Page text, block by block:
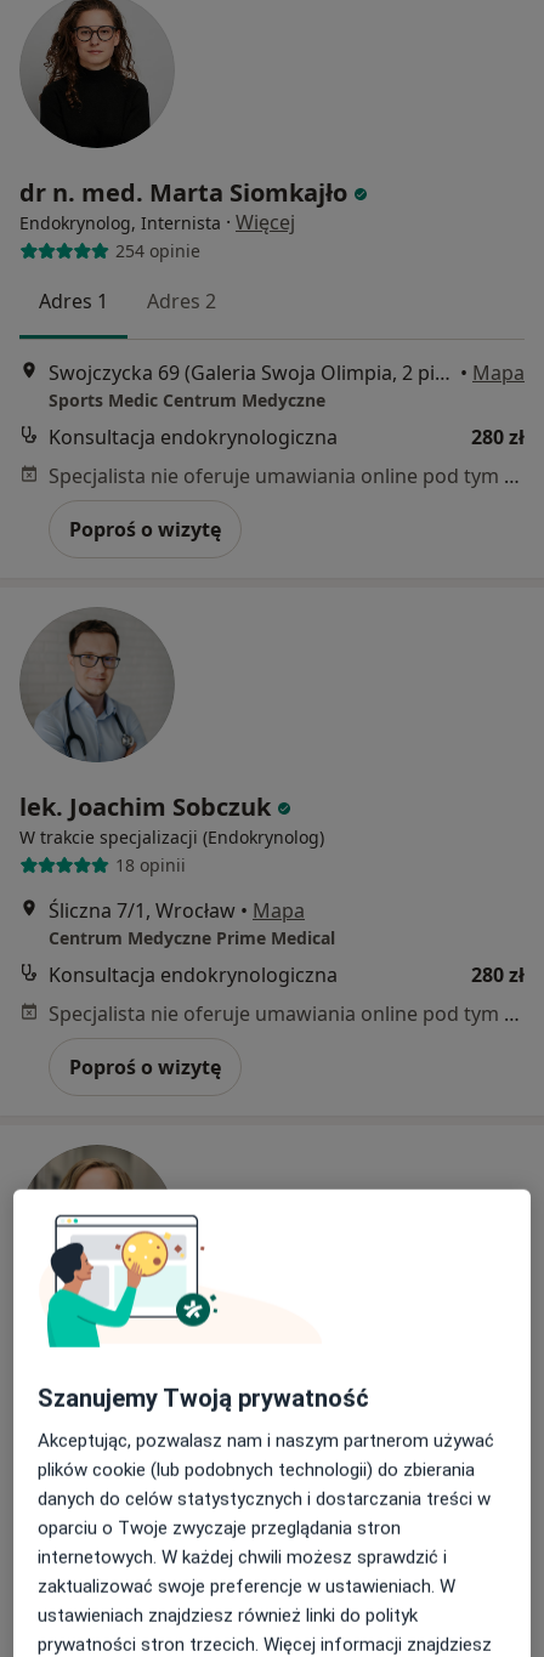
dr n. med. Marta Siomkajło
Endokrynolog, Internista · Więcej
254 opinie
Adres 1 Adres 2
Swojczycka 69 (Galeria Swoja Olimpia, 2 piętro), Wrocław • Mapa
Sports Medic Centrum Medyczne
Konsultacja endokrynologiczna
280 zł
Specjalista nie oferuje umawiania online pod tym adresem.
Poproś o wizytę
lek. Joachim Sobczuk
W trakcie specjalizacji (Endokrynolog)
18 opinii
Śliczna 7/1, Wrocław • Mapa
Centrum Medyczne Prime Medical
Konsultacja endokrynologiczna
280 zł
Specjalista nie oferuje umawiania online pod tym adresem.
Poproś o wizytę
lek. Anna Borowiec
106 opinii
Adres 1 Adres 2 Online 1 Online 2
Krawiecka 3/2, Wrocław•Mapa
ZimMed - Centrum Medyczne
Konsultacja endokrynologiczna
Szanujemy Twoją prywatność
Akceptując, pozwalasz nam i naszym partnerom używać
plików cookie (lub podobnych technologii) do zbierania
danych do celów statystycznych i dostarczania treści w
oparciu o Twoje zwyczaje przeglądania stron
internetowych. W każdej chwili możesz sprawdzić i
zaktualizować swoje preferencje w ustawieniach. W
ustawieniach znajdziesz również linki do polityk
prywatności stron trzecich. Więcej informacji znajdziesz